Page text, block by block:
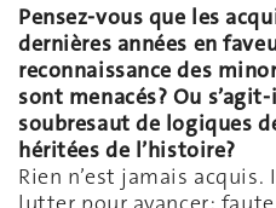
Pensez-vous que les
dernières années en
reconnaissance des
sont menacés? Ou
soubresaut de logiques
héritées de l’histoire?
Rien n’est jamais